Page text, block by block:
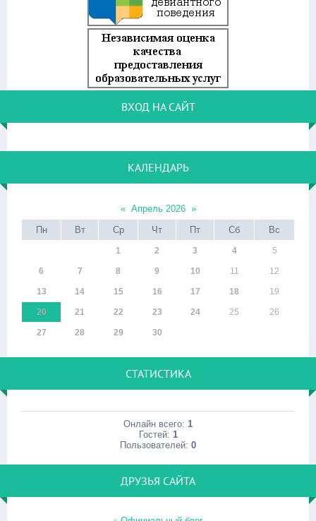
ВХОД НА САЙТ
КАЛЕНДАРЬ
« Апрель 2026 »
Пн
Вт Ср Чт Пт Сб Вс
1 2 3 4 5
6 7 8 9 10 11 12
13 14 15 16 17 18 19
20 21 22 23 24 25 26
27 28 29 30
СТАТИСТИКА
Онлайн всего: 1
Гостей: 1
Пользователей: 0
ДРУЗЬЯ САЙТА